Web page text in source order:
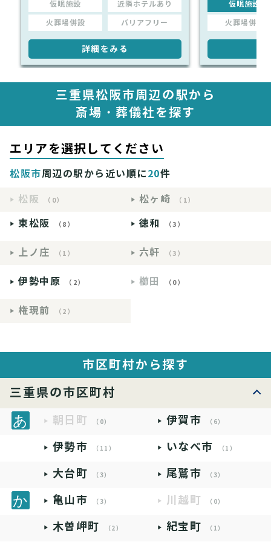
仮眠施設 近隣ホテルあり
火葬場併設 バリアフリー
詳細をみる
仮眠施設
火葬場併設
三重県松阪市周辺の駅から
斎場・葬儀社を探す
エリアを選択してください
松阪市周辺の駅から近い順に20件
松阪
（0） 松ヶ崎 （1）
東松阪 （8） 徳和 （3）
上ノ庄 （1） 六軒 （3）
伊勢中原 （2） 櫛田 （0）
権現前 （2）
市区町村から探す
三重県の市区町村
朝日町 （0） 伊賀市 （6）
伊勢市 （11） いなべ市 （1）
大台町 （3） 尾鷲市 （3）
亀山市 （3） 川越町 （0）
木曽岬町 （2） 紀宝町 （1）